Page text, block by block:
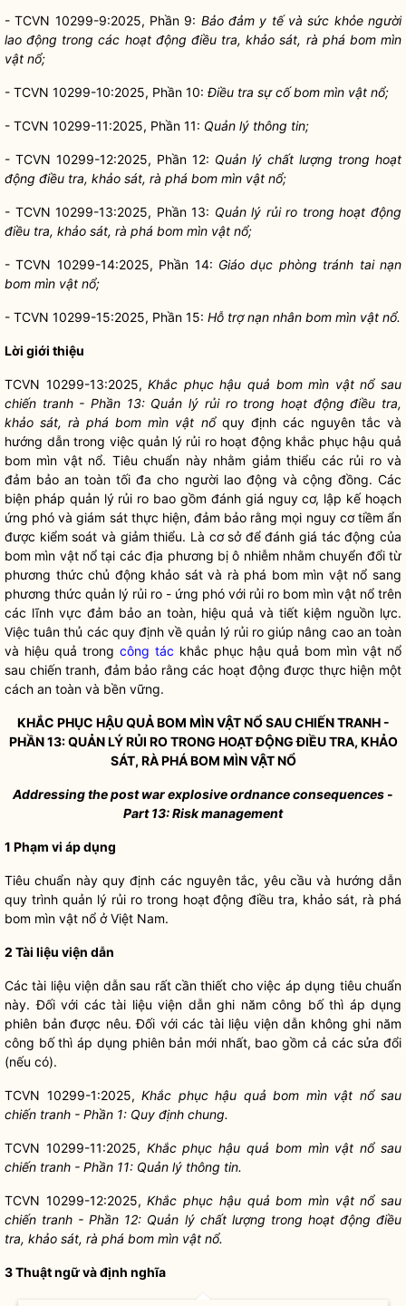
- TCVN 10299-9:2025, Phần 9: Bảo đảm y tế và sức khỏe người
lao động trong các hoạt động điều tra, khảo sát, rà phá bom mìn
vật nổ;
- TCVN 10299-10:2025, Phần 10: Điều tra sự cố bom mìn vật nổ;
- TCVN 10299-11:2025, Phần 11: Quản lý thông tin;
- TCVN 10299-12:2025, Phần 12: Quản lý chất lượng trong hoạt
động điều tra, khảo sát, rà phá bom mìn vật nổ;
- TCVN 10299-13:2025, Phần 13: Quản lý rủi ro trong hoạt động
điều tra, khảo sát, rà phá bom mìn vật nổ;
- TCVN 10299-14:2025, Phần 14: Giáo dục phòng tránh tai nạn
bom mìn vật nổ;
- TCVN 10299-15:2025, Phần 15: Hỗ trợ nạn nhân bom mìn vật nổ.
Lời giới thiệu
TCVN 10299-13:2025,Khắc phục hậu quả bom mìn vật nổ sau
chiến tranh - Phần 13: Quản lý rủi ro trong hoạt động điều tra,
khảo sát, rà phá bom mìn vật nổquy định các nguyên tắc và
hướng dẫn trong việc quản lý rủi ro hoạt động khắc phục hậu quả
bom mìn vật nổ. Tiêu chuẩn này nhằm giảm thiểu các rủi ro và
đảm bảo an toàn tối đa cho người lao động và cộng đồng. Các
biện pháp quản lý rủi ro bao gồm đánh giá nguy cơ, lập kế hoạch
ứng phó và giám sát thực hiện, đảm bảo rằng mọi nguy cơ tiềm ẩn
được kiểm soát và giảm thiểu. Là cơ sở đểđánh giá tác động của
bom mìn vật nổ tại các địa phương bị ô nhiễm nhằm chuyển đổi từ
phương thức chủ động khảo sát và rà phá bom mìn vật nổ sang
phương thức quản lý rủi ro - ứng phó với rủi ro bom mìn vật nổ trên
các lĩnh vực đảm bảo an toàn, hiệu quả và tiết kiệm nguồn lực.
Việc tuân thủ các quy định về quản lý rủi ro giúp nâng cao an toàn
và hiệu quả trong công tác khắc phục hậu quả bom mìn vật nổ
sau chiến tranh, đảm bảo rằng các hoạt động được thực hiện một
cách an toàn và bền vững.
KHẮC PHỤC HẬU QUẢ BOM MÌN VẬT NỔ SAU CHIẾN TRANH -
PHẦN 13: QUẢN LÝ RỦI RO TRONG HOẠT ĐỘNG ĐIỀU TRA, KHẢO
SÁT, RÀ PHÁ BOM MÌN VẬT NỔ
Addressing the post war explosive ordnance consequences -
Part 13: Risk management
1 Phạm vi áp dụng
Tiêu chuẩn này quy định các nguyên tắc, yêu cầu và hướng dẫn
quy trình quản lý rủi ro trong hoạt động điều tra, khảo sát, rà phá
bom mìn vật nổ ở Việt Nam.
2 Tài liệu viện dẫn
Các tài liệu viện dẫn sau rất cần thiết cho việc áp dụng tiêu chuẩn
này. Đối với các tài liệu viện dẫn ghi năm công bố thì áp dụng
phiên bản được nêu. Đối với các tài liệu viện dẫn không ghi năm
công bố thì áp dụng phiên bản mới nhất, bao gồm cả các sửa đổi
(nếu có).
TCVN 10299-1:2025, Khắc phục hậu quả bom mìn vật nổ sau
chiến tranh - Phần 1: Quy định chung.
TCVN 10299-11:2025, Khắc phục hậu quả bom mìn vật nổ sau
chiến tranh - Phần 11: Quản lý thông tin.
TCVN 10299-12:2025,Khắc phục hậu quả bom mìn vật nổ sau
chiến tranh - Phần 12: Quản lý chất lượng trong hoạt động điều
tra, khảo sát, rà phá bom mìn vật nổ.
3 Thuật ngữ và định nghĩa